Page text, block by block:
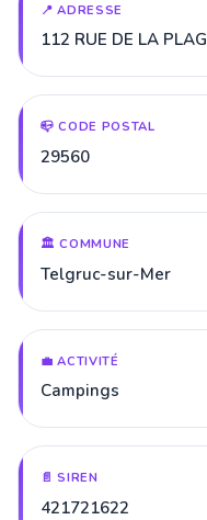
📍 ADRESSE
112 RUE DE LA
📪 CODE POSTAL
29560
🏛️ COMMUNE
Telgruc-sur-Mer
💼 ACTIVITÉ
Campings
📄 SIREN
421721622